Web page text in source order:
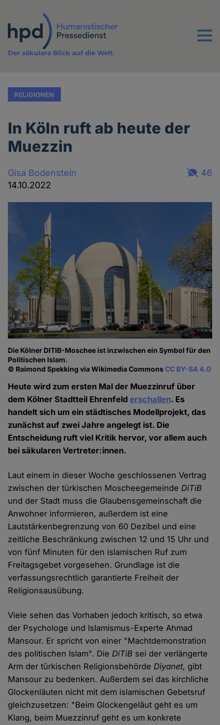
Inhalt
Menu
Der säkulare Blick auf die Welt.
RELIGIONEN
In Köln ruft ab heute der
Muezzin
Gisa Bodenstein
14.10.2022
46
Die Kölner DITIB-Moschee ist inzwischen ein Symbol für den
Politischen Islam.
© Raimond Spekking via Wikimedia CommonsCC BY-SA 4.0
Heute wird zum ersten Mal der Muezzinruf über
dem Kölner Stadtteil Ehrenfelderschallen. Es
handelt sich um ein städtisches Modellprojekt, das
zunächst auf zwei Jahre angelegt ist. Die
Entscheidung ruft viel Kritik hervor, vor allem auch
bei säkularen Vertreter:innen.
Laut einem in dieser Woche geschlossenen Vertrag
zwischen der türkischen MoscheegemeindeDiTiB
und der Stadt muss die Glaubensgemeinschaft die
Anwohner informieren, außerdem ist eine
Lautstärkenbegrenzung von 60 Dezibel und eine
zeitliche Beschränkung zwischen 12 und 15 Uhr und
von fünf Minuten für den islamischen Ruf zum
Freitagsgebet vorgesehen. Grundlage ist die
verfassungsrechtlich garantierte Freiheit der
Religionsausübung.
Viele sehen das Vorhaben jedoch kritisch, so etwa
der Psychologe und Islamismus-Experte Ahmad
Mansour. Er spricht von einer "Machtdemonstration
des politischen Islam". DieDiTiB sei der verlängerte
Arm der türkischen ReligionsbehördeDiyanet, gibt
Mansour zu bedenken. Außerdem sei das kirchliche
Glockenläuten nicht mit dem islamischen Gebetsruf
gleichzusetzen: "Beim Glockengeläut geht es um
Klang, beim Muezzinruf geht es um konkrete